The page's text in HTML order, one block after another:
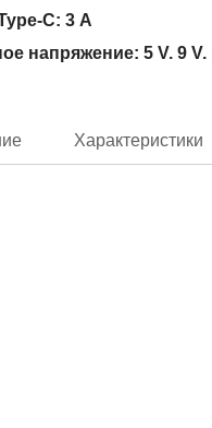
C: 3 А
напряжение: 5 V. 9 V.
Характеристики